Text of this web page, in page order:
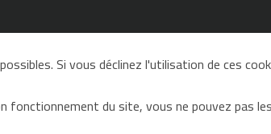
Si vous déclinez l'utilisation de ces
fonctionnement du site, vous ne pouvez pas